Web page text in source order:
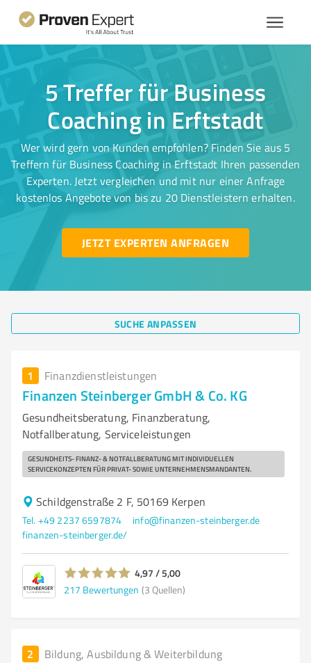
5 Treffer für Business
Coaching in Erftstadt
Wer wird gern von Kunden empfohlen? Finden Sie aus 5
Treffern für Business Coaching in Erftstadt Ihren passenden
Experten. Jetzt vergleichen und mit nur einer Anfrage
kostenlos Angebote von bis zu 20 Dienstleistern erhalten.
JETZT EXPERTEN ANFRAGEN
SUCHE ANPASSEN
1 Finanzdienstleistungen
Finanzen Steinberger GmbH & Co. KG
Gesundheitsberatung, Finanzberatung,
Notfallberatung, Serviceleistungen
GESUNDHEITS- FINANZ- & NOTFALLBERATUNG MIT INDIVIDUELLEN
SERVICEKONZEPTEN FÜR PRIVAT- SOWIE UNTERNEHMENSMANDANTEN.
Schildgenstraße 2 F, 50169 Kerpen
Tel. +49 2237 6597874
info@finanzen-steinberger.de
finanzen-steinberger.de/
4,97 / 5,00
217 Bewertungen (3 Quellen)
2 Bildung, Ausbildung & Weiterbildung